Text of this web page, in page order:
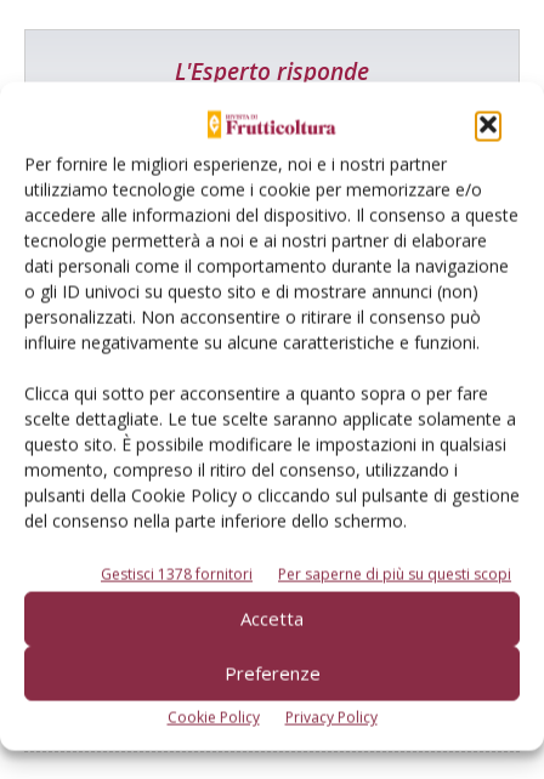
Per fornire le migliori esperienze, noi e i nostri partner
utilizziamo tecnologie come i cookie per memorizzare e/o
accedere alle informazioni del dispositivo. Il consenso a queste
tecnologie permetterà a noi e ai nostri partner di elaborare
dati personali come il comportamento durante la navigazione
o gli ID univoci su questo sito e di mostrare annunci (non)
personalizzati. Non acconsentire o ritirare il consenso può
influire negativamente su alcune caratteristiche e funzioni.
Clicca qui sotto per acconsentire a quanto sopra o per fare
scelte dettagliate. Le tue scelte saranno applicate solamente a
questo sito. È possibile modificare le impostazioni in qualsiasi
momento, compreso il ritiro del consenso, utilizzando i
pulsanti della Cookie Policy o cliccando sul pulsante di gestione
del consenso nella parte inferiore dello schermo.
Gestisci 1378 fornitori Per saperne di più su questi scopi
Accetta
Preferenze
Cookie Policy Privacy Policy
L'Esperto risponde
I consigli di Terra e Vita agli agricoltori
Cerca adesso
Dalla stessa categoria
MELO 6 Agosto 2026
scenderà sotto i 10 milioni di
Secondo le previsioni di Prognosfruit 2026, pesano nel bilancio gli
eventi climatici estremi. Ma le prospettive di mercato sono buone
Redazione Frutticoltura